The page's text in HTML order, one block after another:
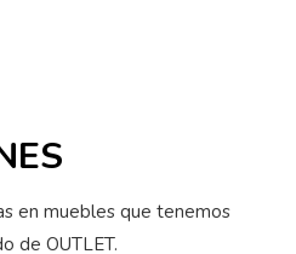
en muebles que tenemos
de OUTLET.